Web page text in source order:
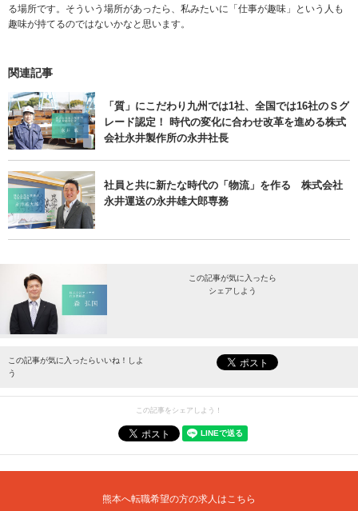
る場所です。そういう場所があったら、私みたいに「仕事が趣味」という人も
趣味が持てるのではないかなと思います。
関連記事
「質」にこだわり九州では1社、全国では16社のＳグ
レード認定！ 時代の変化に合わせ改革を進める株式
会社永井製作所の永井社長
社員と共に新たな時代の「物流」を作る 株式会社
永井運送の永井雄大郎専務
この記事が気に入ったら
シェアしよう
最新情報をお届けします。
この記事が気に入ったらいいね！しよ
う
この記事をシェアしよう！
熊本へ転職希望の方の求人はこちら